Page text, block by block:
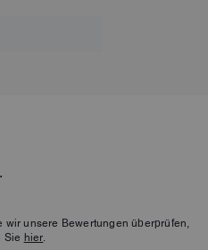
unsere Bewertungen überprüfen,
Sie hier